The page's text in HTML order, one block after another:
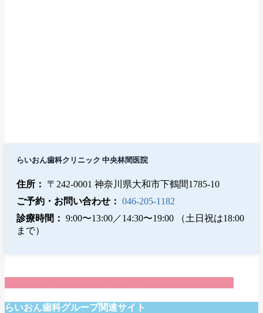
らいおん歯科クリニック 中央林間医院
住所：
〒242-0001 神奈川県大和市下鶴間1785-10
ご予約・お問い合わせ： 046-205-1182
診療時間： 9:00〜13:00／14:30〜19:00 （土日祝は18:00
まで）
らいおん歯科グループ関連サイト